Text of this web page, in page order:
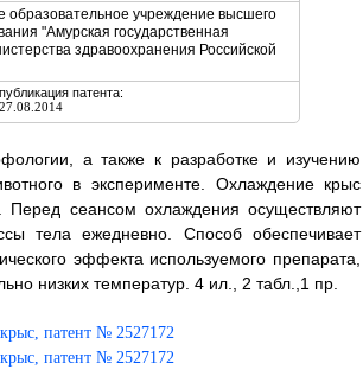
образовательное учреждение высшего
"Амурская государственная
здравоохранения Российской
публикация патента:
27.08.2014
а также к разработке и изучению
в эксперименте. Охлаждение крыс
сеансом охлаждения осуществляют
тела ежедневно. Способ обеспечивает
эффекта используемого препарата,
низких температур. 4 ил., 2 табл.,1 пр.